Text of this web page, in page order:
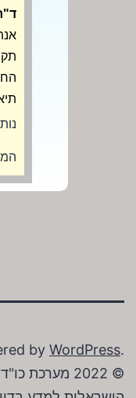
נותרו 27
by WordPress.